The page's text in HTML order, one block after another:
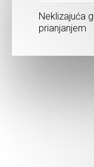
Neklizajuća
prianjanjem